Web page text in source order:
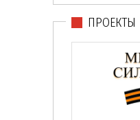
ПРОЕКТЫ